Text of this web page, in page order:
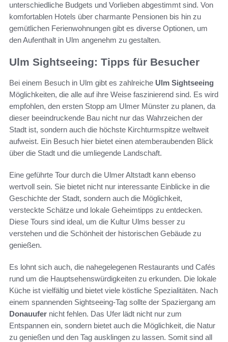
unterschiedliche Budgets und Vorlieben abgestimmt sind. Von
komfortablen Hotels über charmante Pensionen bis hin zu
gemütlichen Ferienwohnungen gibt es diverse Optionen, um
den Aufenthalt in Ulm angenehm zu gestalten.
Ulm Sightseeing: Tipps für Besucher
Bei einem Besuch in Ulm gibt es zahlreiche Ulm Sightseeing
Möglichkeiten, die alle auf ihre Weise faszinierend sind. Es wird
empfohlen, den ersten Stopp am Ulmer Münster zu planen, da
dieser beeindruckende Bau nicht nur das Wahrzeichen der
Stadt ist, sondern auch die höchste Kirchturmspitze weltweit
aufweist. Ein Besuch hier bietet einen atemberaubenden Blick
über die Stadt und die umliegende Landschaft.
Eine geführte Tour durch die Ulmer Altstadt kann ebenso
wertvoll sein. Sie bietet nicht nur interessante Einblicke in die
Geschichte der Stadt, sondern auch die Möglichkeit,
versteckte Schätze und lokale Geheimtipps zu entdecken.
Diese Tours sind ideal, um die Kultur Ulms besser zu
verstehen und die Schönheit der historischen Gebäude zu
genießen.
Es lohnt sich auch, die nahegelegenen Restaurants und Cafés
rund um die Hauptsehenswürdigkeiten zu erkunden. Die lokale
Küche ist vielfältig und bietet viele köstliche Spezialitäten. Nach
einem spannenden Sightseeing-Tag sollte der Spaziergang am
Donauufer nicht fehlen. Das Ufer lädt nicht nur zum
Entspannen ein, sondern bietet auch die Möglichkeit, die Natur
zu genießen und den Tag ausklingen zu lassen. Somit sind all